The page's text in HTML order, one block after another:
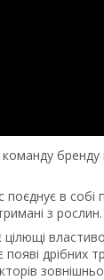
бренду
в собі
з рослин.
появі